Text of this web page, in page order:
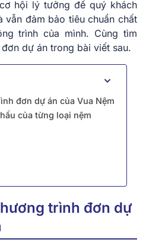
hội lý tưởng để quý khách
vẫn đảm bảo tiêu chuẩn chất
trình của mình. Cùng tìm
dự án trong bài viết sau.
đơn dự án của Vua Nệm
của từng loại nệm
trình đơn dự